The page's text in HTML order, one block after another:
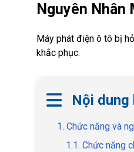
Nguyên Nhân
Máy phát điện ô tô bị
khắc phục.
Nội dung
1. Chức năng và
1.1. Chức năng